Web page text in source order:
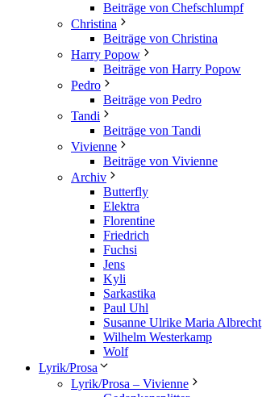
Beiträge von Chefschlumpf
Christina
Beiträge von Christina
Harry Popow
Beiträge von Harry Popow
Pedro
Beiträge von Pedro
Tandi
Beiträge von Tandi
Vivienne
Beiträge von Vivienne
Archiv
Butterfly
Elektra
Florentine
Friedrich
Fuchsi
Jens
Kyli
Sarkastika
Paul Uhl
Susanne Ulrike Maria Albrecht
Wilhelm Westerkamp
Wolf
Lyrik/Prosa
Lyrik/Prosa – Vivienne